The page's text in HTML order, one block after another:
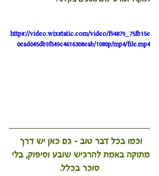
https://video.wixstatic.com/video/f94879_75fb15e
0ead045db9f549c4616308eab/1080p/mp4/file.mp4
וכמו בכל דבר טוב – גם כאן יש דרך
מתוקה באמת להרגיש שובע וסיפוק, בלי
סוכר בכלל.